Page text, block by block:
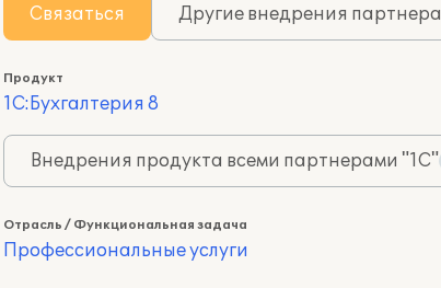
Связаться Другие внедрения партнера
Продукт
1С:Бухгалтерия 8
Внедрения продукта всеми партнерами "1С"
Отрасль / Функциональная задача
Профессиональные услуги